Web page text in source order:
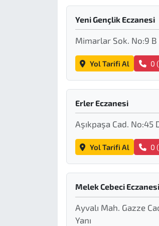
Yeni Gençlik Eczanesi
Mimarlar Sok. No:9
Yol Tarifi Al 0
Erler Eczanesi
Aşıkpaşa Cad. No:45
Yol Tarifi Al 0
Melek Cebeci Eczanesi
Ayvalı Mah. Gazze
Yanı